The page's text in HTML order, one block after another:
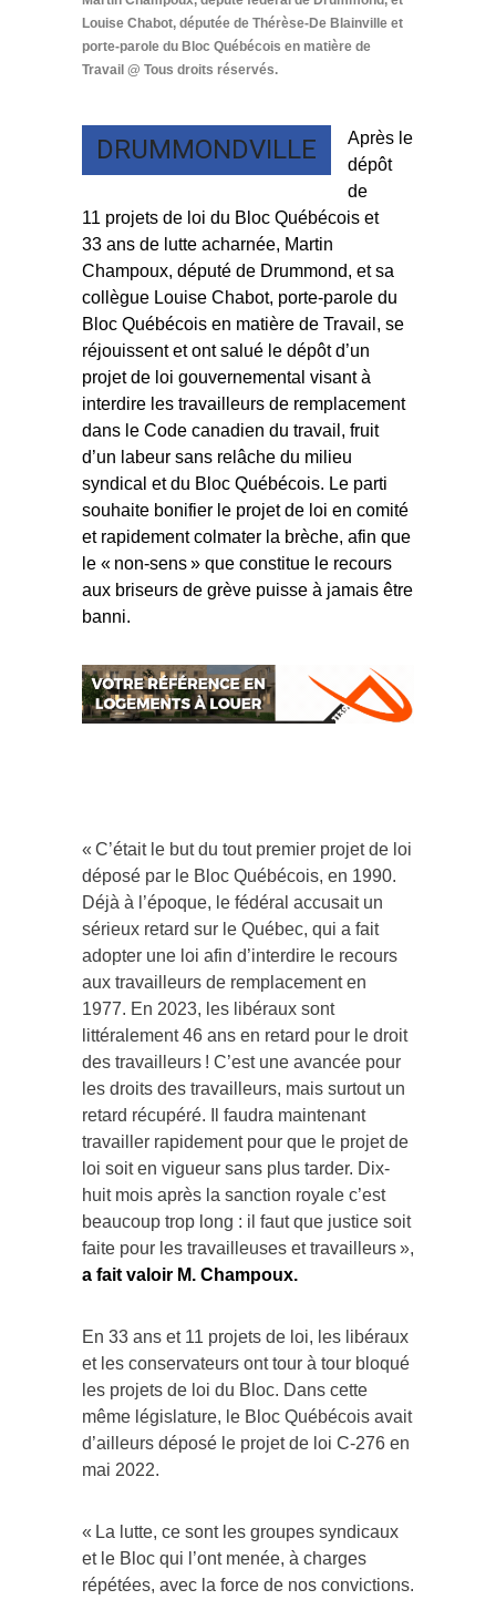
Louise Chabot, députée de Thérèse-De Blainville et
porte-parole du Bloc Québécois en matière de
Travail @ Tous droits réservés.
DRUMMONDVILLE
Après le
dépôt
de
11 projets de loi du Bloc Québécois et
33 ans de lutte acharnée, Martin
Champoux, député de Drummond, et sa
collègue Louise Chabot, porte-parole du
Bloc Québécois en matière de Travail, se
réjouissent et ont salué le dépôt d’un
projet de loi gouvernemental visant à
interdire les travailleurs de remplacement
dans le Code canadien du travail, fruit
d’un labeur sans relâche du milieu
syndical et du Bloc Québécois. Le parti
souhaite bonifier le projet de loi en comité
et rapidement colmater la brèche, afin que
le « non-sens » que constitue le recours
aux briseurs de grève puisse à jamais être
banni.
« C’était le but du tout premier projet de loi
déposé par le Bloc Québécois, en 1990.
Déjà à l’époque, le fédéral accusait un
sérieux retard sur le Québec, qui a fait
adopter une loi afin d’interdire le recours
aux travailleurs de remplacement en
1977. En 2023, les libéraux sont
littéralement 46 ans en retard pour le droit
des travailleurs ! C’est une avancée pour
les droits des travailleurs, mais surtout un
retard récupéré. Il faudra maintenant
travailler rapidement pour que le projet de
loi soit en vigueur sans plus tarder. Dix-
huit mois après la sanction royale c’est
beaucoup trop long : il faut que justice soit
faite pour les travailleuses et travailleurs »,
a fait valoir M. Champoux.
En 33 ans et 11 projets de loi, les libéraux
et les conservateurs ont tour à tour bloqué
les projets de loi du Bloc. Dans cette
même législature, le Bloc Québécois avait
d’ailleurs déposé le projet de loi C-276 en
mai 2022.
« La lutte, ce sont les groupes syndicaux
et le Bloc qui l’ont menée, à charges
répétées, avec la force de nos convictions.